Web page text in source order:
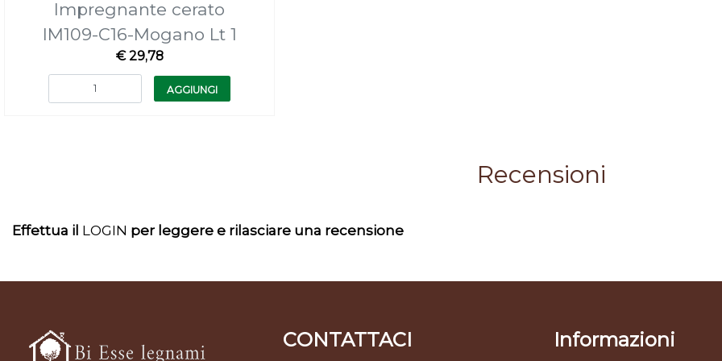
Impregnante cerato
IM109-C16-Mogano Lt 1
€ 29,78
Quantità
AGGIUNGI
Recensioni
Effettua il LOGIN per leggere e rilasciare una recensione
CONTATTACI Informazioni